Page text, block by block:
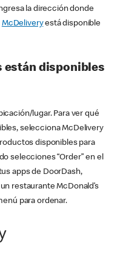
la dirección donde
McDeliveryestá disponible
están disponibles
lugar. Para ver qué
selecciona McDelivery
disponibles para
selecciones “Order” en el
apps de DoorDash,
restaurante McDonald’s
para ordenar.